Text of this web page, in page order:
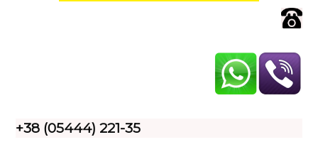
+38 (05444) 221-35